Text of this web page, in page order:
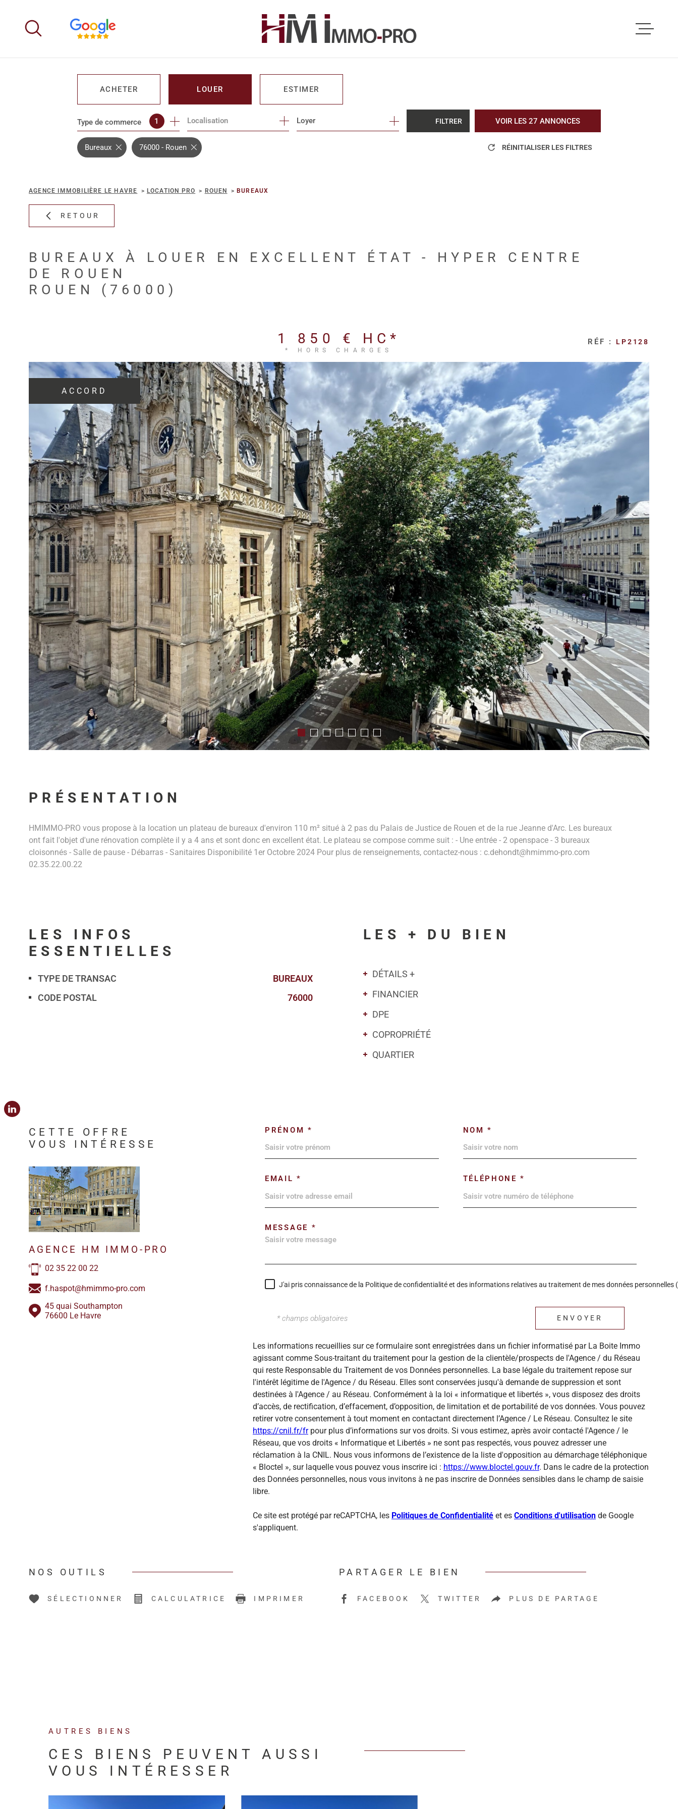
contenu
ACHETER
DE L'IMMO PRO
LOUER
DE L'IMMO PRO
ESTIMER
Type de commerce 1 Localisation Loyer FILTRER VOIR LES 27 ANNONCES
Bureaux 76000 - Rouen RÉINITIALISER LES FILTRES
AGENCE IMMOBILIÈRE LE HAVRE LOCATION PRO ROUEN BUREAUX
RETOUR
BUREAUX À LOUER EN EXCELLENT ÉTAT - HYPER CENTRE
DE ROUEN
ROUEN (76000)
1 850 € HC*
* HORS CHARGES
RÉF : LP2128
ACCORD
PRÉSENTATION
HMIMMO-PRO vous propose à la location un plateau de bureaux d'environ 110 m² situé à 2 pas du Palais de Justice de Rouen et de la rue Jeanne d'Arc. Les bureaux
ont fait l'objet d'une rénovation complète il y a 4 ans et sont donc en excellent état. Le plateau se compose comme suit : - Une entrée - 2 openspace - 3 bureaux
cloisonnés - Salle de pause - Débarras - Sanitaires Disponibilité 1er Octobre 2024 Pour plus de renseignements, contactez-nous : c.dehondt@hmimmo-pro.com
02.35.22.00.22
LES INFOS
ESSENTIELLES
Caractérisque Valeurs
TYPE DE TRANSAC
BUREAUX
CODE POSTAL
76000
LES + DU BIEN
DÉTAILS +
FINANCIER
DPE
COPROPRIÉTÉ
QUARTIER
CETTE OFFRE
VOUS INTÉRESSE
AGENCE HM IMMO-PRO
02 35 22 00 22
f.haspot@hmimmo-pro.com
45 quai Southampton
76600 Le Havre
PRÉNOM * NOM *
EMAIL * TÉLÉPHONE *
MESSAGE *
J'ai pris connaissance de la Politique de confidentialité et des informations relatives au traitement de mes données personnelles
* champs obligatoires ENVOYER
Les informations recueillies sur ce formulaire sont enregistrées dans un fichier informatisé par La Boite Immo
agissant comme Sous-traitant du traitement pour la gestion de la clientèle/prospects de l'Agence / du Réseau
qui reste Responsable du Traitement de vos Données personnelles. La base légale du traitement repose sur
l'intérêt légitime de l'Agence / du Réseau. Elles sont conservées jusqu'à demande de suppression et sont
destinées à l'Agence / au Réseau. Conformément à la loi « informatique et libertés », vous disposez des droits
d’accès, de rectification, d’effacement, d’opposition, de limitation et de portabilité de vos données. Vous pouvez
retirer votre consentement à tout moment en contactant directement l’Agence / Le Réseau. Consultez le site
https://cnil.fr/frpour plus d’informations sur vos droits. Si vous estimez, après avoir contacté l'Agence / le
Réseau, que vos droits « Informatique et Libertés » ne sont pas respectés, vous pouvez adresser une
réclamation à la CNIL. Nous vous informons de l’existence de la liste d'opposition au démarchage téléphonique
« Bloctel », sur laquelle vous pouvez vous inscrire ici : https://www.bloctel.gouv.fr. Dans le cadre de la protection
des Données personnelles, nous vous invitons à ne pas inscrire de Données sensibles dans le champ de saisie
libre.
Ce site est protégé par reCAPTCHA, les Politiques de Confidentialité et es Conditions d'utilisation de Google
s'appliquent.
NOS OUTILS
SÉLECTIONNER CALCULATRICE IMPRIMER
PARTAGER LE BIEN
FACEBOOK TWITTER PLUS DE PARTAGE
AUTRES BIENS
CES BIENS PEUVENT AUSSI
VOUS INTÉRESSER